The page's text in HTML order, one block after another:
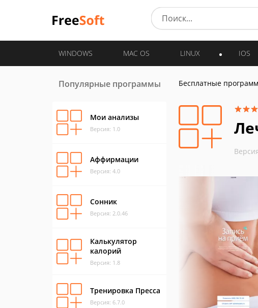
WINDOWS MAC OS LINUX IOS
Популярные программы
Мои анализы
Версия: 1.0
Аффирмации
Версия: 4.0
Сонник
Версия: 2.0.46
Калькулятор
калорий
Версия: 1.8
Тренировка Пресса
Версия: 6.7.0
Бесплатные